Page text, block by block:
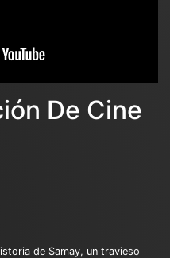
De Cine
de Samay, un travieso